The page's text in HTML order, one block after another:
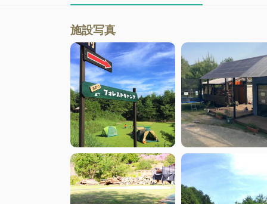
施設写真